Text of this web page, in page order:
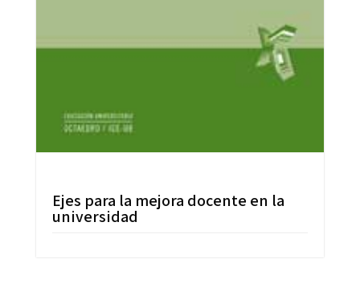
Ejes para la mejora docente en la
universidad